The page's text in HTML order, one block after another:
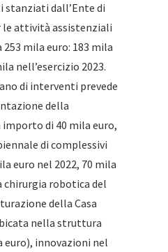
dall’Ente di
le attività assistenziali
mila euro: 183 mila
nell’esercizio 2023.
di interventi prevede
della
di 40 mila euro,
di complessivi
euro nel 2022, 70 mila
chirurgia robotica del
della Casa
nella struttura
euro), innovazioni nel